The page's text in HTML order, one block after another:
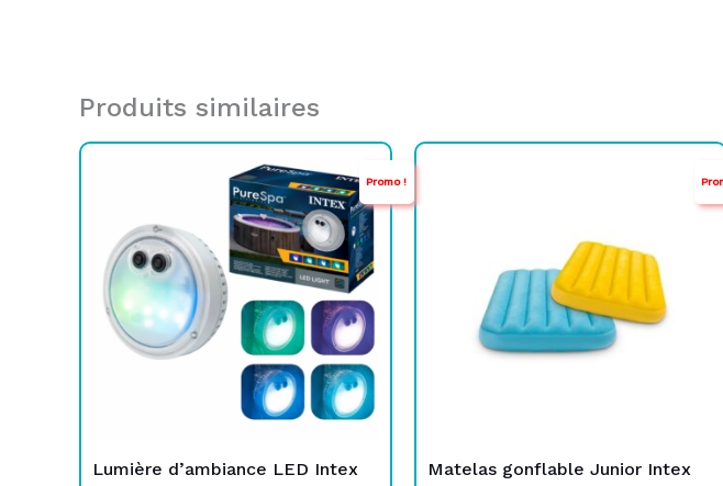
Produits similaires
Promo !
Lumière d’ambiance LED Intex
était :
TND
189,000.
est :
TND
149,000.
Matelas gonflable Junior Intex
TND
129,000.
TND
79,000.